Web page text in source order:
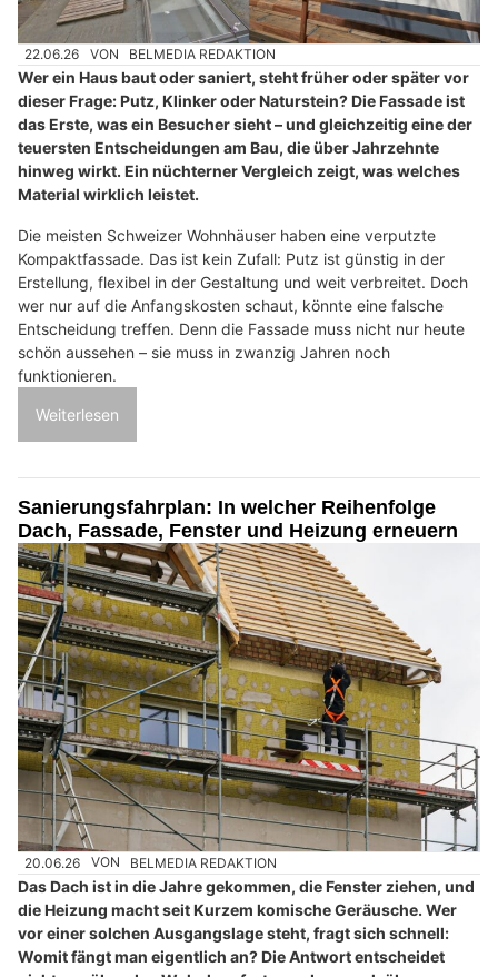
22.06.26 VON BELMEDIA REDAKTION
Wer ein Haus baut oder saniert, steht früher oder später vor
dieser Frage: Putz, Klinker oder Naturstein? Die Fassade ist
das Erste, was ein Besucher sieht – und gleichzeitig eine der
teuersten Entscheidungen am Bau, die über Jahrzehnte
hinweg wirkt. Ein nüchterner Vergleich zeigt, was welches
Material wirklich leistet.
Die meisten Schweizer Wohnhäuser haben eine verputzte
Kompaktfassade. Das ist kein Zufall: Putz ist günstig in der
Erstellung, flexibel in der Gestaltung und weit verbreitet. Doch
wer nur auf die Anfangskosten schaut, könnte eine falsche
Entscheidung treffen. Denn die Fassade muss nicht nur heute
schön aussehen – sie muss in zwanzig Jahren noch
funktionieren.
Weiterlesen
Sanierungsfahrplan: In welcher Reihenfolge
Dach, Fassade, Fenster und Heizung erneuern
20.06.26 VON BELMEDIA REDAKTION
Das Dach ist in die Jahre gekommen, die Fenster ziehen, und
die Heizung macht seit Kurzem komische Geräusche. Wer
vor einer solchen Ausgangslage steht, fragt sich schnell:
Womit fängt man eigentlich an? Die Antwort entscheidet